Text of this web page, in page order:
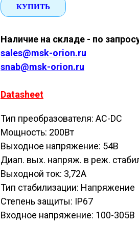
КУПИТЬ
Наличие на складе - по
sales@msk-orion.ru
snab@msk-orion.ru
Datasheet
Тип преобразователя: AC-DC
Мощность: 200Вт
Выходное напряжение: 54В
Диап. вых. напряж. в реж.
Выходной ток: 3,72А
Тип стабилизации: Напряжение
Степень защиты: IP67
Входное напряжение: 100-305В